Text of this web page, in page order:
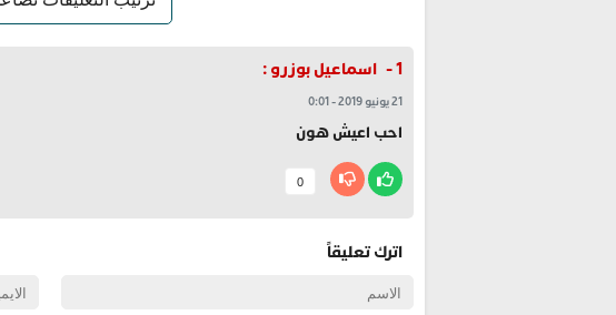
اسماعيل بوزرو:
21 يونيو 2019 -
0:01
احب اعيش هون
0
اترك تعليقاً